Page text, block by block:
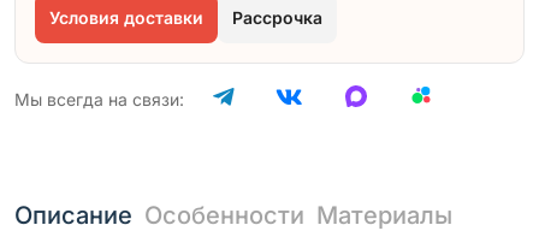
Условия доставки Рассрочка
Мы всегда на связи:
Описание Особенности Материалы